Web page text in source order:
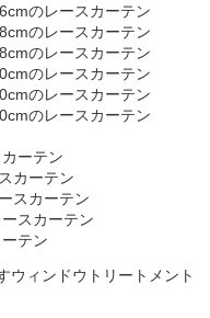
のレースカーテン
のレースカーテン
のレースカーテン
のレースカーテン
のレースカーテン
のレースカーテン
ーテン
カーテン
スカーテン
スカーテン
テン
ウィンドウトリートメント